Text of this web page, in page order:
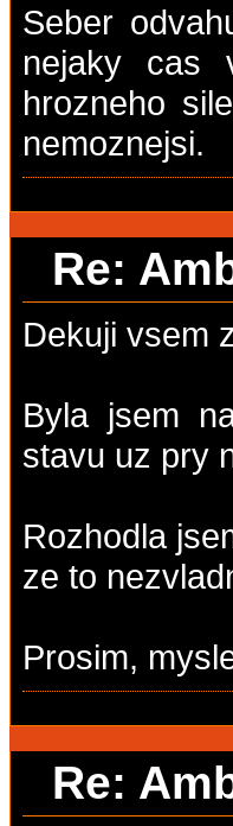
Seber
nejaky cas
hrozneho
nemoznejsi.
Re:
Dekuji vsem
Byla jsem
stavu uz pry
Rozhodla
ze to
Prosim,
Re: